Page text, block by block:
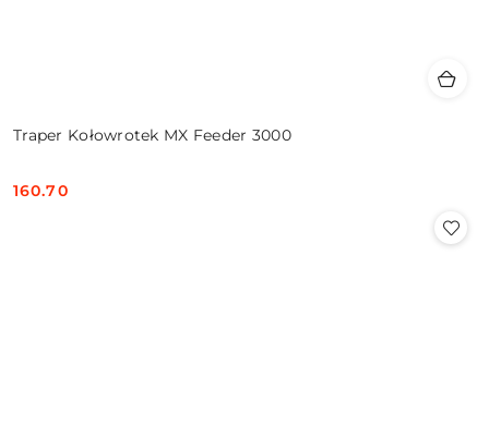
Traper Kołowrotek MX Feeder 3000
Cena:
160.70